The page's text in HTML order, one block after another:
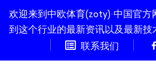
欢迎来到中欧体育(zoty)·中国官
到这个行业的最新资讯以及最新技
联系我们